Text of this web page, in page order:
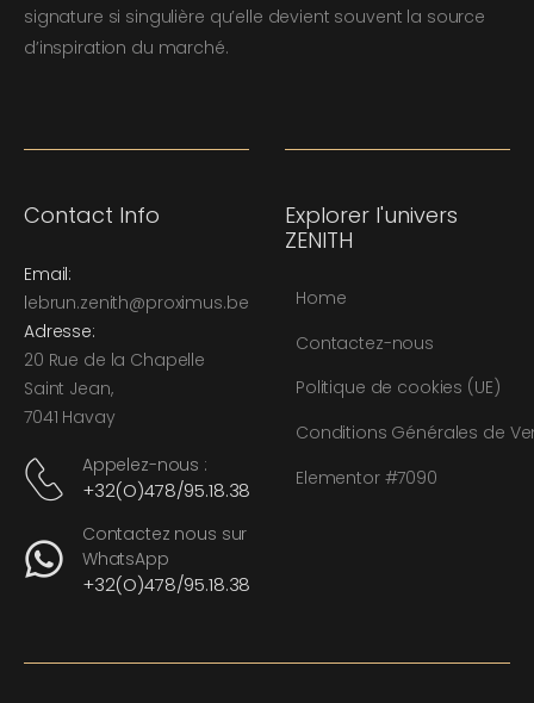
signature si singulière qu’elle devient souvent la source
d’inspiration du marché.
Contact Info
Email:
lebrun.zenith@proximus.be
Adresse:
20 Rue de la Chapelle
Saint Jean,
7041 Havay
Appelez-nous :
+32(O)478/95.18.38
Contactez nous sur
WhatsApp
+32(O)478/95.18.38
Explorer l'univers
ZENITH
Home
Contactez-nous
Politique de cookies (UE)
Conditions Générales de
Elementor #7090